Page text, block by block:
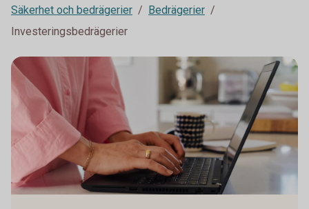
Säkerhet och bedrägerier
Bedrägerier
Investeringsbedrägerier